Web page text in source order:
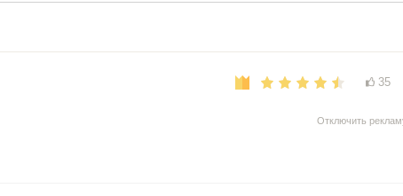
35
Отключить